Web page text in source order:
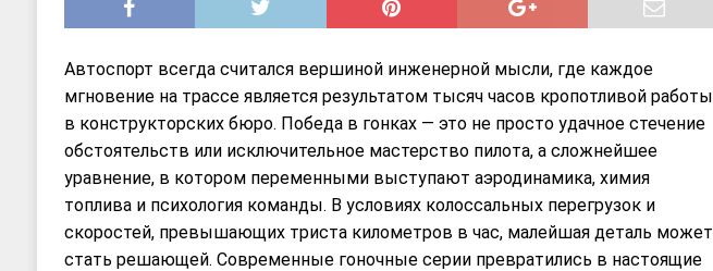
Автоспорт всегда считался вершиной инженерной мысли, где каждое
мгновение на трассе является результатом тысяч часов кропотливой работы
в конструкторских бюро. Победа в гонках — это не просто удачное стечение
обстоятельств или исключительное мастерство пилота, а сложнейшее
уравнение, в котором переменными выступают аэродинамика, химия
топлива и психология команды. В условиях колоссальных перегрузок и
скоростей, превышающих триста километров в час, малейшая деталь может
стать решающей. Современные гоночные серии превратились в настоящие